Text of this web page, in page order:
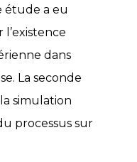
étude a eu
dans
La seconde
simulation
processus sur